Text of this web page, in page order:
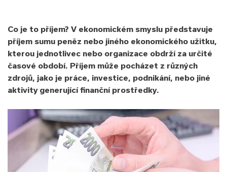
Co je to příjem? V ekonomickém smyslu představuje
příjem sumu peněz nebo jiného ekonomického užitku,
kterou jednotlivec nebo organizace obdrží za určité
časové období. Příjem může pocházet z různých
zdrojů, jako je práce, investice, podnikání, nebo jiné
aktivity generující finanční prostředky.